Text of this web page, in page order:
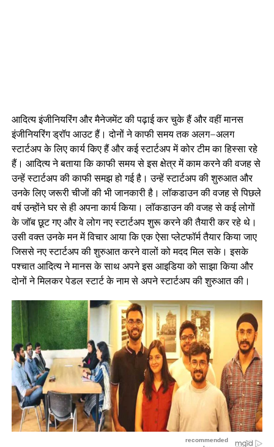
आदित्य इंजीनियरिंग और मैनेजमेंट की पढ़ाई कर चुके हैं और वहीं मानस
इंजीनियरिंग ड्रॉप आउट हैं। दोनों ने काफी समय तक अलग–अलग
स्टार्टअप के लिए कार्य किए हैं और कई स्टार्टअप में कोर टीम का हिस्सा रहे
हैं। आदित्य ने बताया कि काफी समय से इस क्षेत्र में काम करने की वजह से
उन्हें स्टार्टअप की काफी समझ हो गई है। उन्हें स्टार्टअप की शुरुआत और
उनके लिए जरूरी चीजों की भी जानकारी है। लॉकडाउन की वजह से पिछले
वर्ष उन्होंने घर से ही अपना कार्य किया। लॉकडाउन की वजह से कई लोगों
के जॉब छूट गए और वे लोग नए स्टार्टअप शुरू करने की तैयारी कर रहे थे।
उसी वक्त उनके मन में विचार आया कि एक ऐसा प्लेटफॉर्म तैयार किया जाए
जिससे नए स्टार्टअप की शुरुआत करने वालों को मदद मिल सके। इसके
पश्चात आदित्य ने मानस के साथ अपने इस आइडिया को साझा किया और
दोनों ने मिलकर पेडल स्टार्ट के नाम से अपने स्टार्टअप की शुरुआत की।